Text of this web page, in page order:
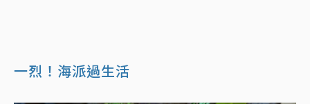
一烈！海派過生活